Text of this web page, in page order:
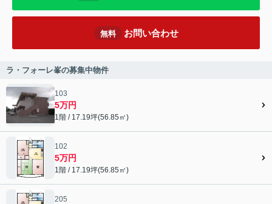
無料 お問い合わせ
ラ・フォーレ峯の募集中物件
103
5万円
1階 / 17.19坪(56.85㎡)
102
5万円
1階 / 17.19坪(56.85㎡)
205